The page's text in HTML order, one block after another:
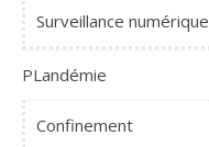
Surveillance numérique
PLandémie
Confinement